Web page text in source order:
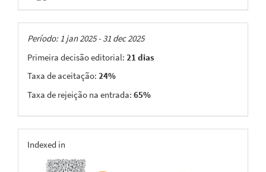
Taxas
Período: 1 jan 2025 - 31 dec 2025
Primeira decisão editorial: 21 dias
Taxa de aceitação: 24%
Taxa de rejeição na entrada: 65%
indexing
Indexed in